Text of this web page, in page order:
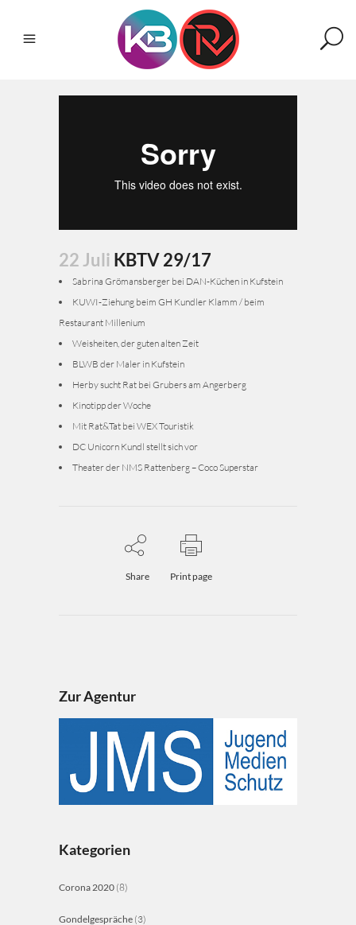
22 Juli KBTV 29/17
Sabrina Grömansberger bei DAN-Küchen in Kufstein
KUWI-Ziehung beim GH Kundler Klamm / beim
Restaurant Millenium
Weisheiten, der guten alten Zeit
BLWB der Maler in Kufstein
Herby sucht Rat bei Grubers am Angerberg
Kinotipp der Woche
Mit Rat&Tat bei WEX Touristik
DC Unicorn Kundl stellt sich vor
Theater der NMS Rattenberg – Coco Superstar
Share Print page
Zur Agentur
Kategorien
Corona 2020 (8)
Gondelgespräche (3)